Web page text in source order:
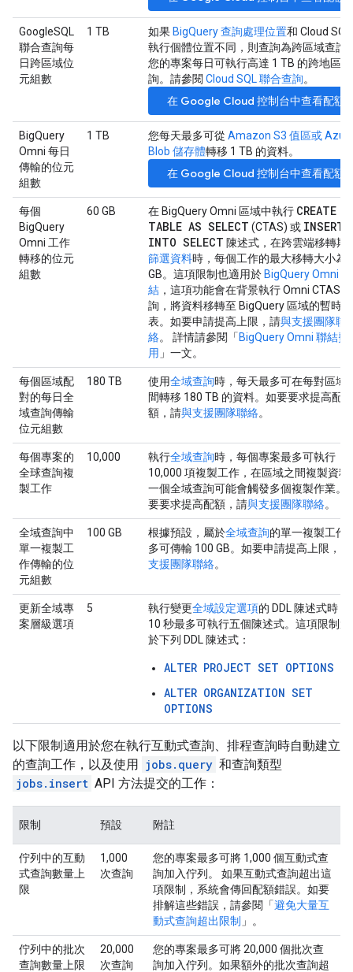
GoogleSQL
聯合查詢每
日跨區域位
元組數
1 TB 如果 BigQuery 查詢處理位置和 Cloud SQL
執行個體位置不同，則查詢為跨區域查詢
您的專案每日可執行高達 1 TB 的跨地區查
詢。請參閱 Cloud SQL 聯合查詢。
在 Google Cloud 控制台中查看配額
BigQuery
Omni 每日
傳輸的位元
組數
1 TB 您每天最多可從 Amazon S3 值區或
Blob 儲存體轉移 1 TB 的資料。
在 Google Cloud 控制台中查看配額
每個
BigQuery
Omni 工作
轉移的位元
組數
60 GB 在 BigQuery Omni 區域中執行 CREATE
TABLE AS SELECT (CTAS) 或 INSERT
INTO SELECT 陳述式，在跨雲端移轉期
篩選資料時，每個工作的最大移轉大小為
GB。這項限制也適用於 BigQuery Omni 聯
結 ，這項功能會在背景執行 Omni CTAS 查
詢，將資料移轉至 BigQuery 區域的暫時
表。如要申請提高上限，請與支援團隊聯
絡。 詳情請參閱「 BigQuery Omni 聯結費
用 」一文。
每個區域配
對的每日全
域查詢傳輸
位元組數
180 TB 使用全域查詢時，每天最多可在每對區域
間轉移 180 TB 的資料。如要要求提高配
額，請與支援團隊聯絡。
每個專案的
全球查詢複
製工作
10,000 執行全域查詢時，每個專案最多可執行
10,000 項複製工作，在區域之間複製資料
一個全域查詢可能會觸發多個複製作業。
要要求提高配額，請與支援團隊聯絡。
全域查詢中
單一複製工
作傳輸的位
元組數
100 GB 根據預設，屬於全域查詢的單一複製工作
多可傳輸 100 GB。如要申請提高上限，請
支援團隊聯絡。
更新全域專
案層級選項
5 執行變更全域設定選項的 DDL 陳述式時，
10 秒最多可執行五個陳述式。這項限制適
於下列 DDL 陳述式：
ALTER PROJECT SET OPTIONS
ALTER ORGANIZATION SET
OPTIONS
以下限制適用於您在執行互動式查詢、排程查詢時自動建立
的查詢工作，以及使用 jobs.query 和查詢類型
jobs.insert API 方法提交的工作：
限制 預設 附註
佇列中的互動
式查詢數量上
限
1,000
次查詢
您的專案最多可將 1,000 個互動式查
詢加入佇列。 如果互動式查詢超出這
項限制，系統會傳回配額錯誤。如要
排解這些錯誤，請參閱「避免大量互
動式查詢超出限制 」。
佇列中的批次
查詢數量上限
20,000
次查詢
您的專案最多可將 20,000 個批次查
詢加入佇列。如果額外的批次查詢超